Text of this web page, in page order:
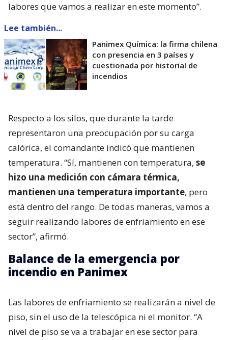
labores que vamos a realizar en este momento”.
Lee también...
Panimex Química: la firma chilena
con presencia en 3 países y
cuestionada por historial de
incendios
Respecto a los silos, que durante la tarde
representaron una preocupación por su carga
calórica, el comandante indicó que mantienen
temperatura. “Sí, mantienen con temperatura, se
hizo una medición con cámara térmica,
mantienen una temperatura importante, pero
está dentro del rango. De todas maneras, vamos a
seguir realizando labores de enfriamiento en ese
sector”, afirmó.
Balance de la emergencia por
incendio en Panimex
Las labores de enfriamiento se realizarán a nivel de
piso, sin el uso de la telescópica ni el monitor. “A
nivel de piso se va a trabajar en ese sector para